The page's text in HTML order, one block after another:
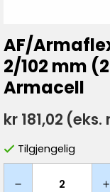
AF/
2/102 mm
Armacell
kr 181,02 (eks.
Tilgjengelig